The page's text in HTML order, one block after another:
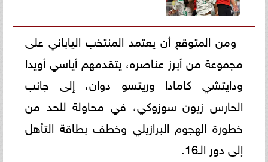
ومن المتوقع أن يعتمد المنتخب الياباني على
مجموعة من أبرز عناصره، يتقدمهم أياسي أويدا
ودايتشي كامادا وريتسو دوان، إلى جانب
الحارس زيون سوزوكي، في محاولة للحد من
خطورة الهجوم البرازيلي وخطف بطاقة التأهل
إلى دور الـ16.